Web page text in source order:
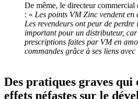
De même, le directeur
: « Les points VM Zinc vendent
Les revendeurs ont peur de perdre
important pour un distributeur,
prescriptions faites par VM en
commandes grâce à ses liens
Des pratiques graves
effets néfastes sur le